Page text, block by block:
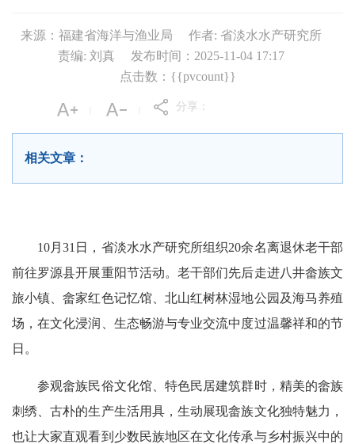
来源：福建省海洋与渔业局
作者: 省淡水水产研究所
责编: 刘真
发布时间：2025-11-04 17:17
点击数：{{pvcount}}
分享：
相关文章：
10月31日，省淡水水产研究所组织20余名离退休老干部
前往罗源县开展重阳节活动。老干部们先后走进八井畲族文
旅小镇、畲家红色记忆馆、北山红树林湿地公园及海马养殖
场，在文化浸润、生态畅游与专业交流中度过温馨祥和的节
日。
参观畲族民俗文化馆、特色民居建筑群时，精美的畲族
刺绣、古朴的生产生活用具，生动展现畲族文化独特魅力，
也让大家直观看到少数民族地区在文化传承与乡村振兴中的